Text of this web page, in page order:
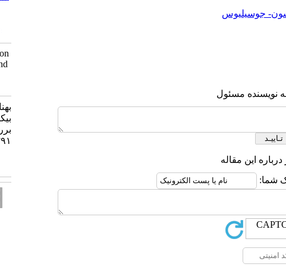
جوسیلیوس
نویسنده مسئول
این مقاله
شما:
۱۳۹۱; ۱۲